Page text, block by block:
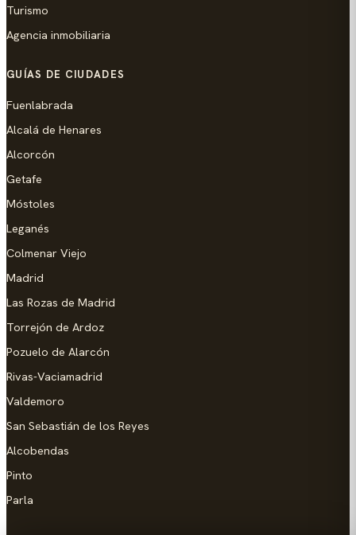
Turismo
Agencia inmobiliaria
GUÍAS DE CIUDADES
Fuenlabrada
Alcalá de Henares
Alcorcón
Getafe
Móstoles
Leganés
Colmenar Viejo
Madrid
Las Rozas de Madrid
Torrejón de Ardoz
Pozuelo de Alarcón
Rivas-Vaciamadrid
Valdemoro
San Sebastián de los Reyes
Alcobendas
Pinto
Parla